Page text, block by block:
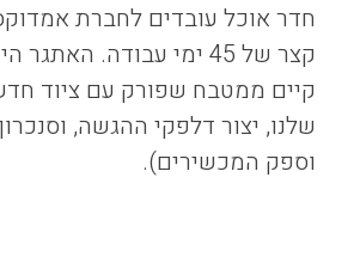
חדר אוכל עובדים לחברת
קצר של 45 ימי עבודה.
קיים ממטבח שפורק עם ציוד
שלנו, יצור דלפקי ההגשה,
וספק המכשירים).